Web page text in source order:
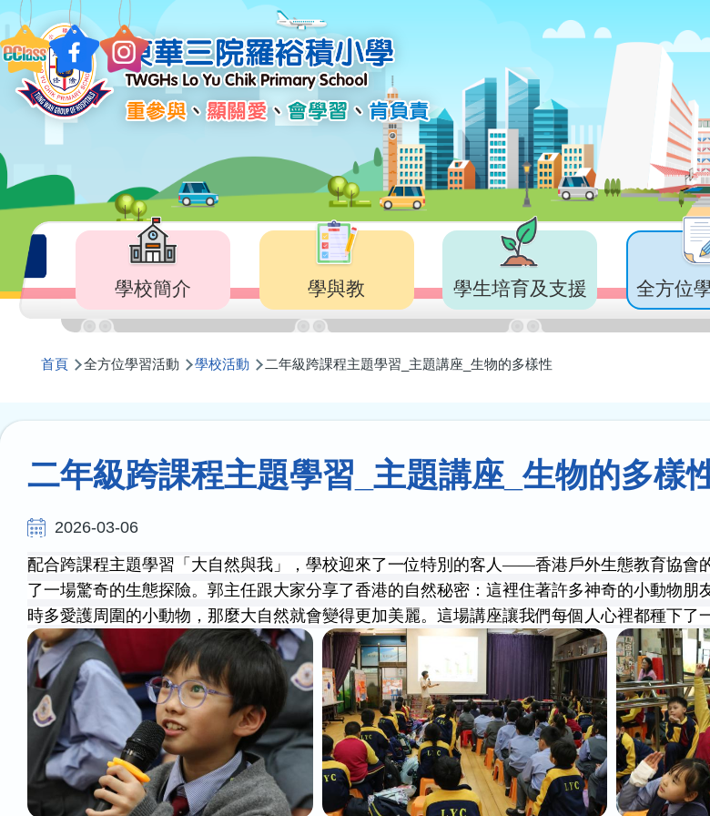
移至主內容
Main
navigation
學校簡介 學與教 學生培育及支援 全方位
導
航
連
首頁 全方位學習活動 學校活動 二年級跨課程主題學習_主題講座_生物的多樣性
二年級跨課程主題學習_主題講座_生物的多樣
2026-03-06
配合跨課程主題學習「大自然與我」，學校迎來了一位特別的客人——香港戶外生態教育協會
了一場驚奇的生態探險。郭主任跟大家分享了香港的自然秘密：這裡住著許多神奇的小動物
時多愛護周圍的小動物，那麼大自然就會變得更加美麗。這場講座讓我們每個人心裡都種下了